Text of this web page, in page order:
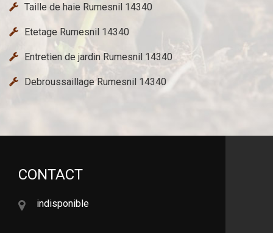
Taille de haie Rumesnil 14340
Etetage Rumesnil 14340
Entretien de jardin Rumesnil 14340
Debroussaillage Rumesnil 14340
CONTACT
indisponible